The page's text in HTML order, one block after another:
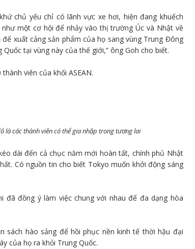
chủ yếu chỉ có lãnh vực xe hơi, hiện đang khuếch
một cơ hội để nhảy vào thị trường Úc và Nhật về
xuất cảng sản phẩm của họ sang vùng Trung Đông
tại vùng này của thế giới,” ông Goh cho biết.
viên của khối ASEAN.
là các thành viên có thể gia nhập trong tương lai
dài đến cả chục năm mới hoàn tất, chính phủ Nhật
Có nguồn tin cho biết Tokyo muốn khởi động sáng
đã đồng ý làm việc chung với nhau để đa dạng hòa
sách hào sảng để hồi phục nền kinh tế thời hậu đại
của họ ra khỏi Trung Quốc.